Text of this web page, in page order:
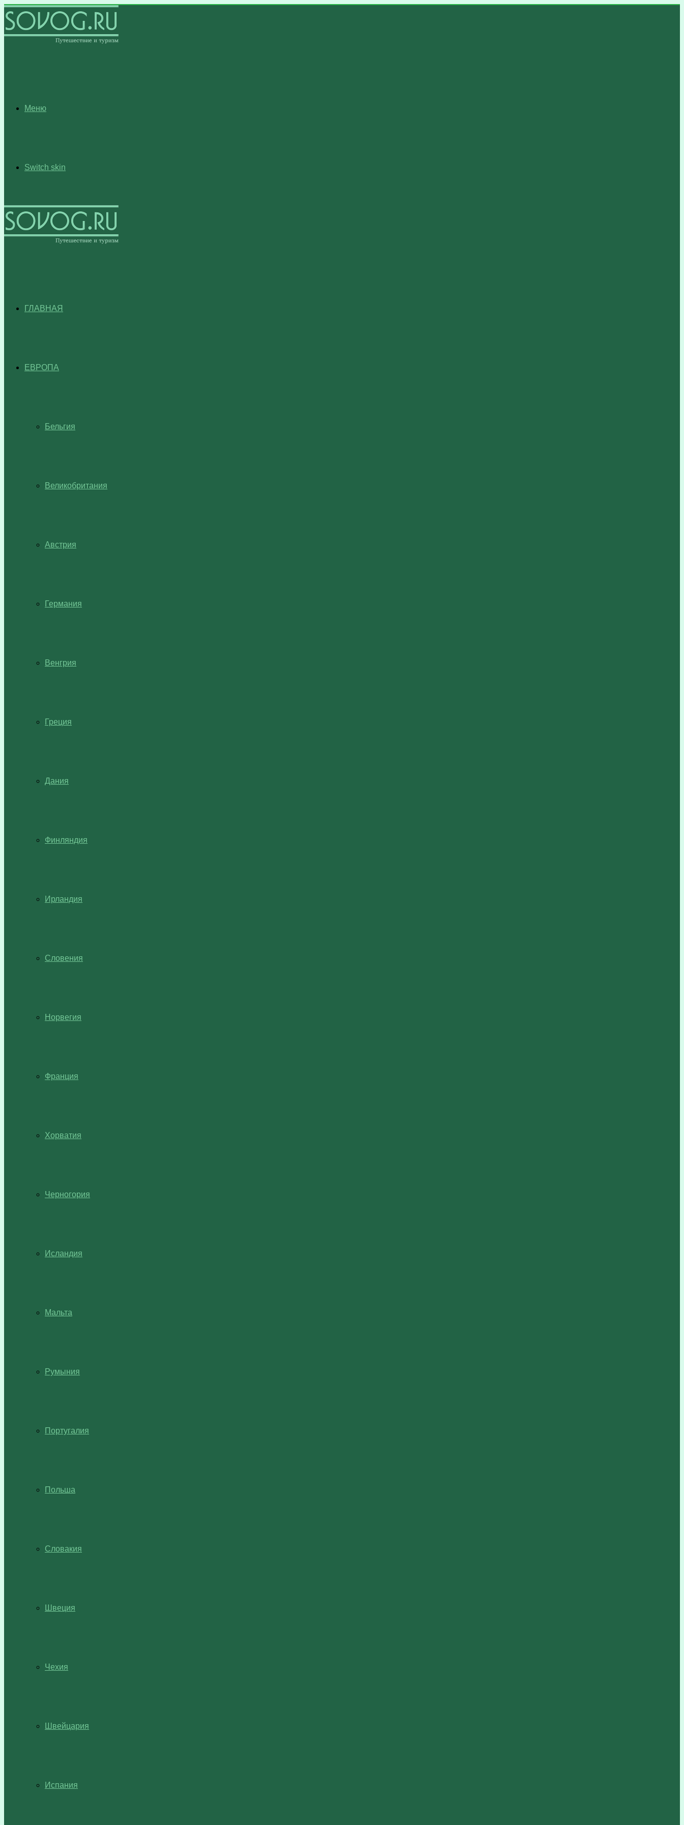
Меню
Switch skin
ГЛАВНАЯ
ЕВРОПА
Бельгия
Великобритания
Австрия
Германия
Венгрия
Греция
Дания
Финляндия
Ирландия
Словения
Норвегия
Франция
Хорватия
Черногория
Исландия
Мальта
Румыния
Португалия
Польша
Словакия
Швеция
Чехия
Швейцария
Испания